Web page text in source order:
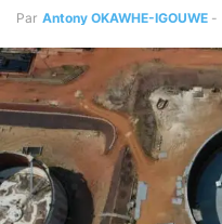
Par Antony OKAWHE-IGOUWE -